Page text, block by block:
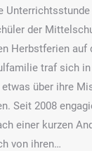
der
Herbstferien auf
traf sich in
etwas über ihre
Seit 2008
einer kurzen
von ihren…